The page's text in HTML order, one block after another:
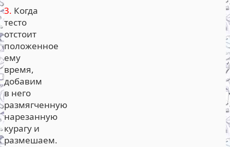
3. Когда
тесто
отстоит
положенное
ему
время,
добавим
в него
размягченную
нарезанную
курагу и
размешаем.